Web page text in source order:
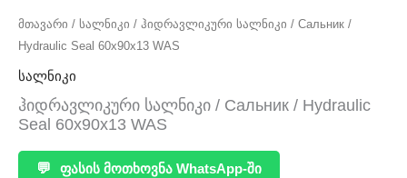
მთავარი / სალნიკი / ჰიდრავლიკური სალნიკი / Сальник /
Hydraulic Seal 60x90x13 WAS
სალნიკი
ჰიდრავლიკური სალნიკი / Сальник / Hydraulic
Seal 60x90x13 WAS
💬 ფასის მოთხოვნა WhatsApp-ში